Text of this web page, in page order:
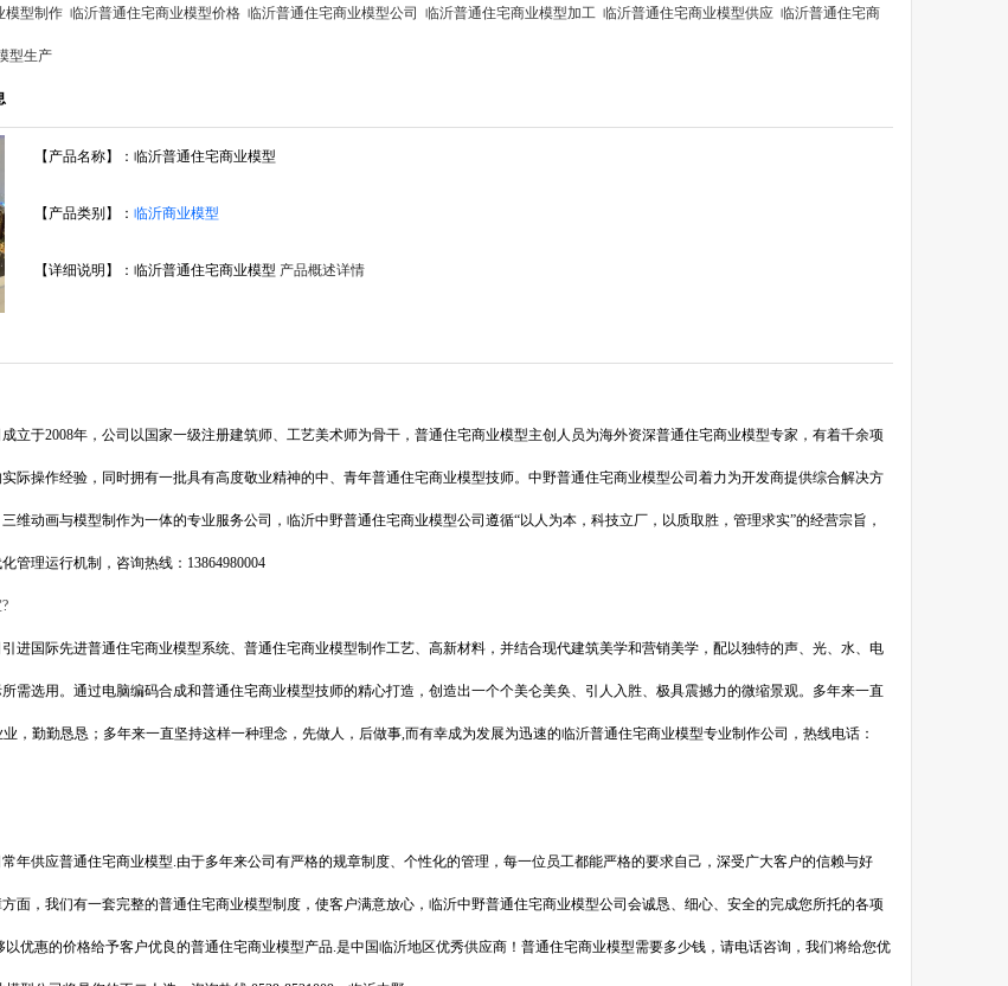
模型制作 临沂普通住宅商业模型价格 临沂普通住宅商业模型公司 临沂普通住宅商业模型加工 临沂普通住宅商业模型供应 临沂普通住宅商
型生产
【产品名称】：临沂普通住宅商业模型
【产品类别】： 临沂商业模型
【详细说明】：临沂普通住宅商业模型 产品概述详情
立于2008年，公司以国家一级注册建筑师、工艺美术师为骨干，普通住宅商业模型主创人员为海外资深普通住宅商业模型专家，有着千余项
际操作经验，同时拥有一批具有高度敬业精神的中、青年普通住宅商业模型技师。中野普通住宅商业模型公司着力为开发商提供综合解决方
维动画与模型制作为一体的专业服务公司，临沂中野普通住宅商业模型公司遵循“以人为本，科技立厂，以质取胜，管理求实”的经营宗旨，
管理运行机制，咨询热线：13864980004
进国际先进普通住宅商业模型系统、普通住宅商业模型制作工艺、高新材料，并结合现代建筑美学和营销美学，配以独特的声、光、水、电
需选用。通过电脑编码合成和普通住宅商业模型技师的精心打造，创造出一个个美仑美奂、引人入胜、极具震撼力的微缩景观。多年来一直
，勤勤恳恳；多年来一直坚持这样一种理念，先做人，后做事,而有幸成为发展为迅速的临沂普通住宅商业模型专业制作公司，热线电话：
年供应普通住宅商业模型.由于多年来公司有严格的规章制度、个性化的管理，每一位员工都能严格的要求自己，深受广大客户的信赖与好
面，我们有一套完整的普通住宅商业模型制度，使客户满意放心，临沂中野普通住宅商业模型公司会诚恳、细心、安全的完成您所托的各项
优惠的价格给予客户优良的普通住宅商业模型产品.是中国临沂地区优秀供应商！普通住宅商业模型需要多少钱，请电话咨询，我们将给您优